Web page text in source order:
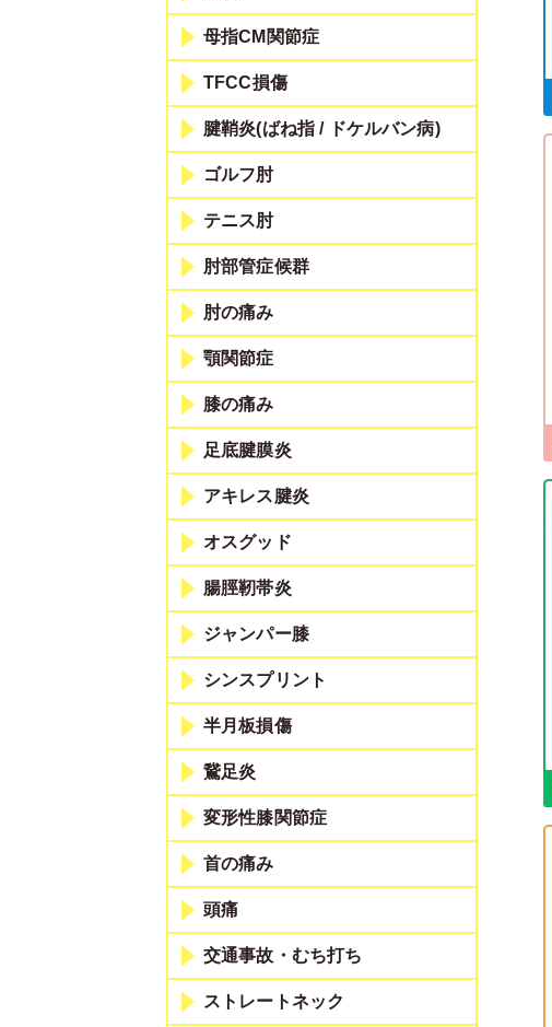
母指CM関節症
TFCC損傷
腱鞘炎(ばね指 / ドケルバン病)
ゴルフ肘
テニス肘
肘部管症候群
肘の痛み
顎関節症
膝の痛み
足底腱膜炎
アキレス腱炎
オスグッド
腸脛靭帯炎
ジャンパー膝
シンスプリント
半月板損傷
鵞足炎
変形性膝関節症
首の痛み
頭痛
交通事故・むち打ち
ストレートネック